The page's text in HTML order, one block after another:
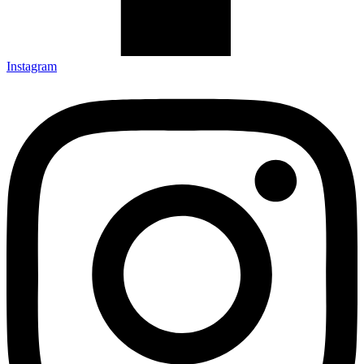
Instagram